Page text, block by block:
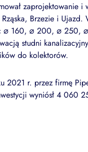
zaprojektowanie
Brzezie i
⌀ 160, ⌀ 200, ⌀
studni
do kolektorów.
2021 r. przez firmę
wyniósł 4 060